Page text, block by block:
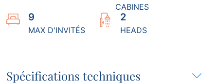
CABINES
9
MAX D'INVITÉS
2
HEADS
Spécifications techniques